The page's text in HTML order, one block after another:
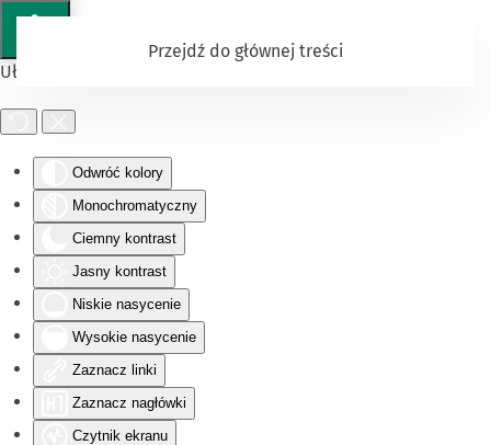
Ułatwienia dostępu
Odwróć kolory
Monochromatyczny
Ciemny kontrast
Jasny kontrast
Niskie nasycenie
Wysokie nasycenie
Zaznacz linki
Zaznacz nagłówki
Czytnik ekranu
Przejdź do głównej treści